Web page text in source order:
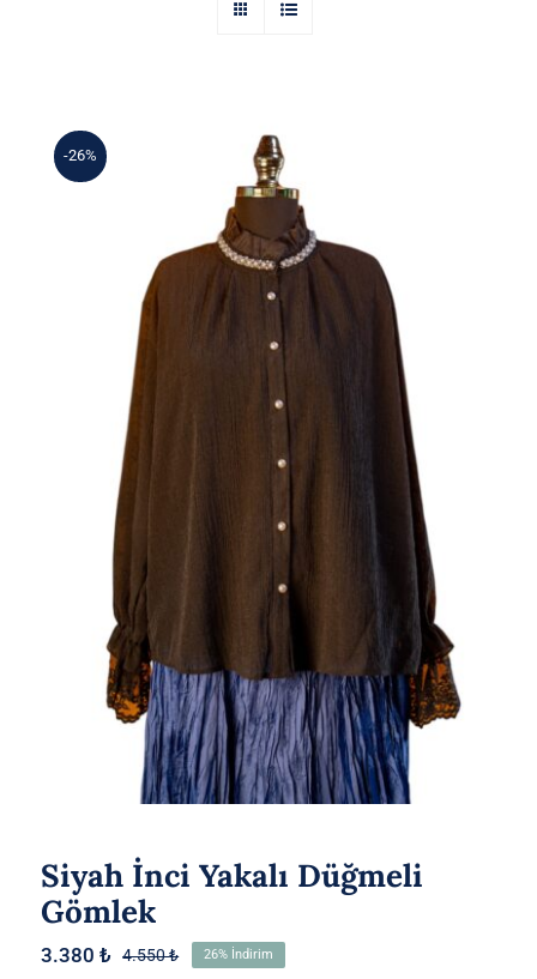
-26%
Siyah İnci Yakalı Düğmeli Gömlek
Siyah İnci Yakalı Düğmeli
Gömlek
4.550₺Orijinal
3.380₺
Şu 26% İndirim